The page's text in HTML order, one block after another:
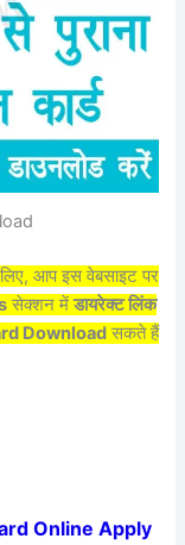
आप इस वेबसाइट पर
सेक्शन में डायरेक्ट लिंक
Downloadसकते हैं
Online Apply